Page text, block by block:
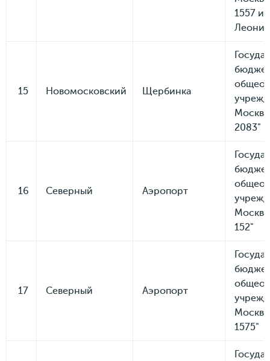
1557
15 Новомосковский Щербинка
2083"
16 Северный Аэропорт
152"
17 Северный Аэропорт
1575"